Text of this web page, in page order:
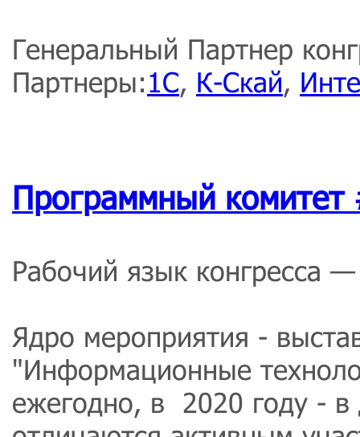
Генеральный Партнер
Партнеры:1С, К-Скай,
Программный
Рабочий язык конгресса —
Ядро мероприятия -
"Информационные
ежегодно, в 2020 году - в